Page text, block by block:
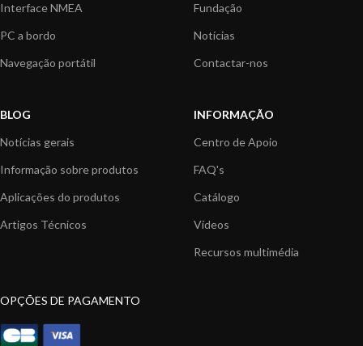
Interface NMEA
PC a bordo
Navegação portátil
Fundação
Notícias
Contactar-nos
BLOG
Notícias gerais
Informação sobre produtos
Aplicações do produtos
Artigos Técnicos
INFORMAÇÃO
Centro de Apoio
FAQ's
Catálogo
Vídeos
Recursos multimédia
OPÇÕES DE PAGAMENTO